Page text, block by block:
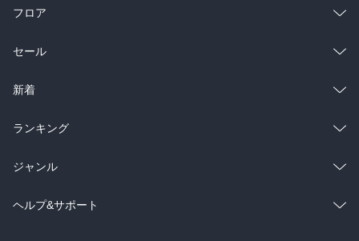
フロア
総合
ラノベ
雑誌・グラビア
BL・TL
セール
総合
ラノベ
雑誌・グラビア
BL・TL
新着
総合
ラノベ
雑誌・グラビア
ランキング
総合
ラノベ
ジャンル
コミック
ヘルプ&サポート